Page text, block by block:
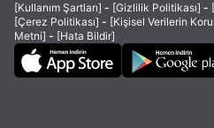
[Kullanım Şartları] - [Gizlilik Politikası] -
[Çerez Politikası] - [Kişisel Verilerin
Metni] - [Hata Bildir]